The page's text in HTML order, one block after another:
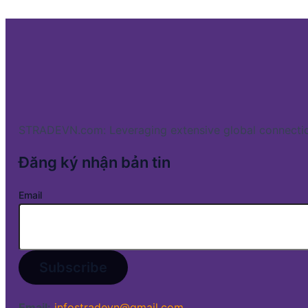
STRADEVN.com: Leveraging extensive global
Đăng ký nhận bản tin
Email